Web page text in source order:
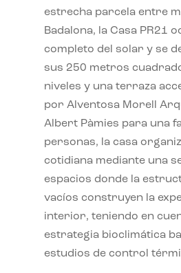
estrecha parcela entre
Badalona, la Casa PR21
completo del solar y se
sus 250 metros
niveles y una terraza
por Alventosa Morell
Albert Pàmies para una
personas, la casa
cotidiana mediante una
espacios donde la
vacíos construyen la
interior, teniendo en
estrategia bioclimática
estudios de control